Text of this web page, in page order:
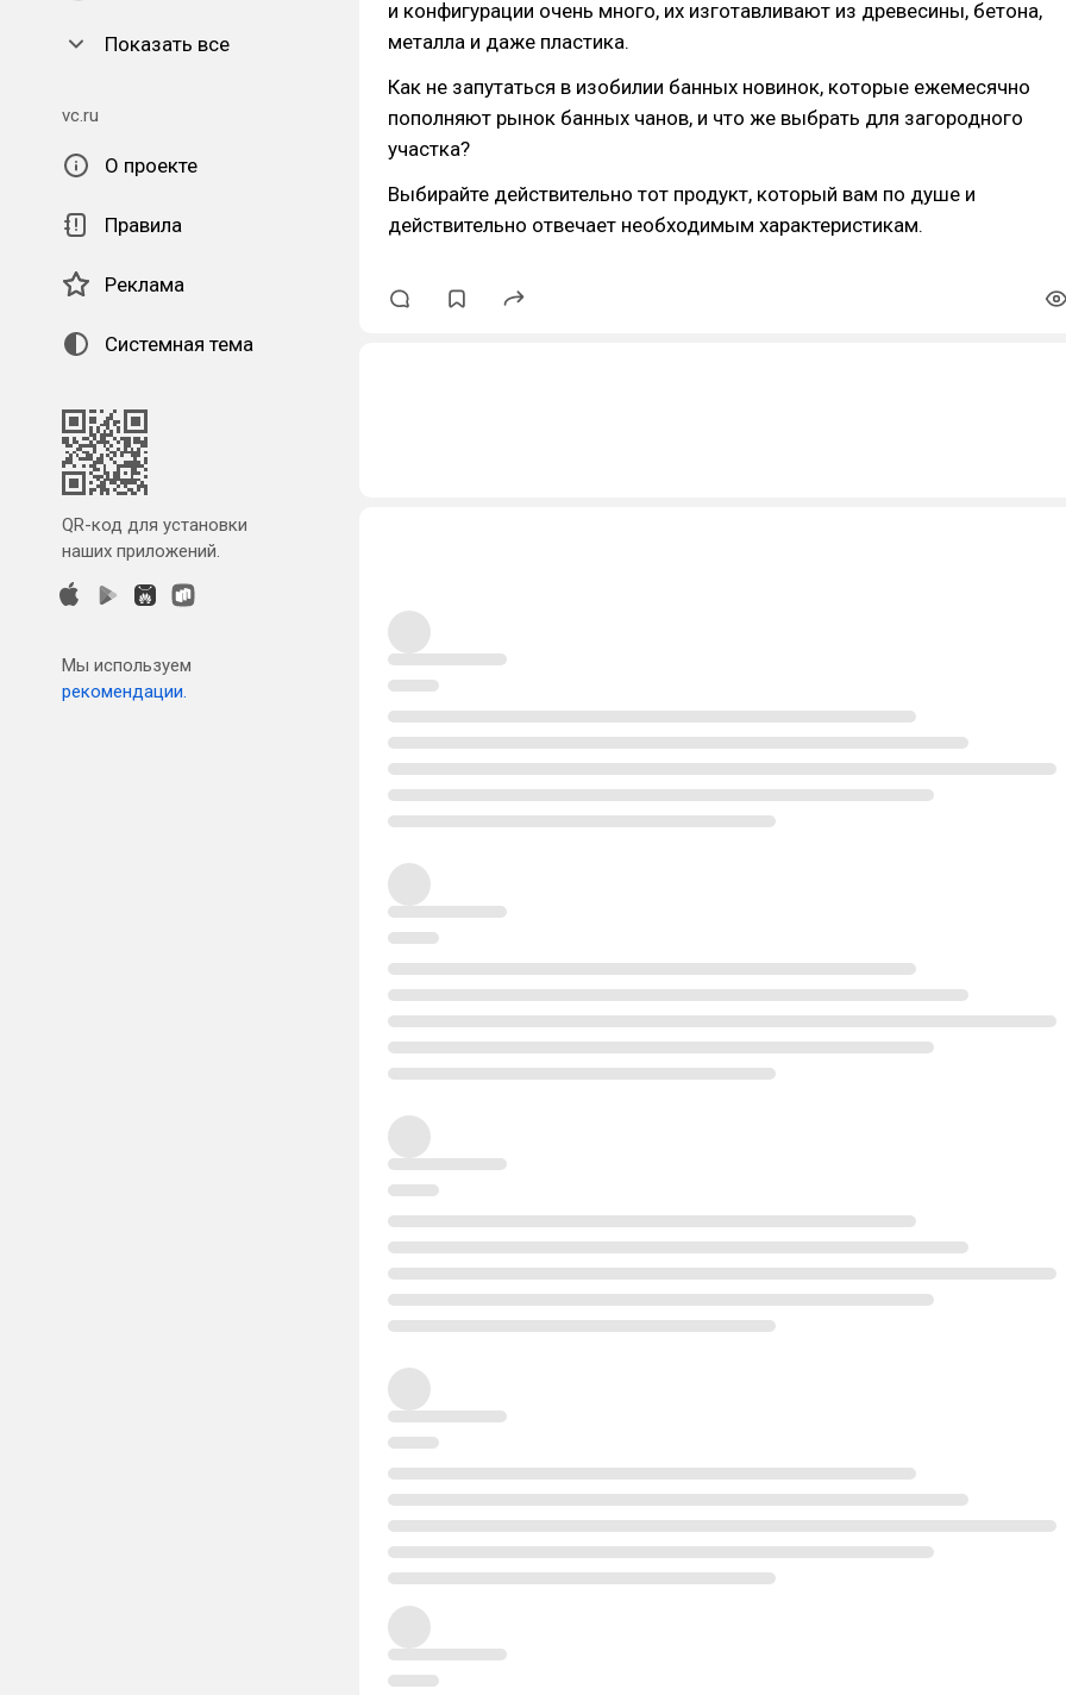
Показать все
vc.ru
О проекте
Правила
Реклама
Системная тема
QR-код для установки
наших приложений.
Мы используем
рекомендации.
и конфигурации очень много, их изготавливают из древесины, бетона,
металла и даже пластика.
Как не запутаться в изобилии банных новинок, которые ежемесячно
пополняют рынок банных чанов, и что же выбрать для загородного
участка?
Выбирайте действительно тот продукт, который вам по душе и
действительно отвечает необходимым характеристикам.